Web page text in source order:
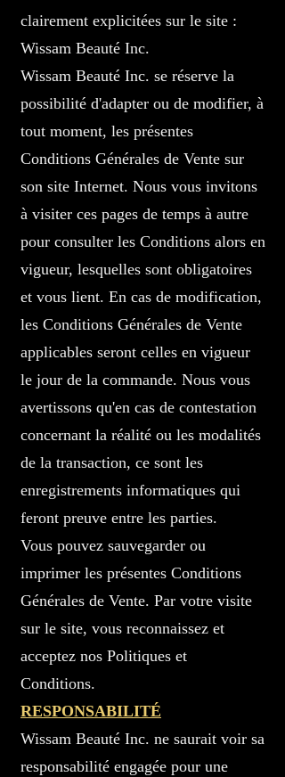
clairement explicitées sur le site :
Wissam Beauté Inc.
Wissam Beauté Inc. se réserve la
possibilité d'adapter ou de modifier, à
tout moment, les présentes
Conditions Générales de Vente sur
son site Internet. Nous vous invitons
à visiter ces pages de temps à autre
pour consulter les Conditions alors en
vigueur, lesquelles sont obligatoires
et vous lient. En cas de modification,
les Conditions Générales de Vente
applicables seront celles en vigueur
le jour de la commande. Nous vous
avertissons qu'en cas de contestation
concernant la réalité ou les modalités
de la transaction, ce sont les
enregistrements informatiques qui
feront preuve entre les parties.
Vous pouvez sauvegarder ou
imprimer les présentes Conditions
Générales de Vente. Par votre visite
sur le site, vous reconnaissez et
acceptez nos Politiques et
Conditions.
RESPONSABILITÉ
Wissam Beauté Inc. ne saurait voir sa
responsabilité engagée pour une